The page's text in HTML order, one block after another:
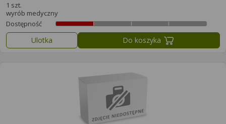
1 szt.
wyrób medyczny
Dostępność
Ulotka Do koszyka